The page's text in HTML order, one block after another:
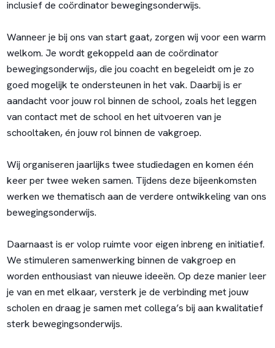
inclusief de coördinator bewegingsonderwijs.
Wanneer je bij ons van start gaat, zorgen wij voor een warm
welkom. Je wordt gekoppeld aan de coördinator
bewegingsonderwijs, die jou coacht en begeleidt om je zo
goed mogelijk te ondersteunen in het vak. Daarbij is er
aandacht voor jouw rol binnen de school, zoals het leggen
van contact met de school en het uitvoeren van je
schooltaken, én jouw rol binnen de vakgroep.
Wij organiseren jaarlijks twee studiedagen en komen één
keer per twee weken samen. Tijdens deze bijeenkomsten
werken we thematisch aan de verdere ontwikkeling van ons
bewegingsonderwijs.
Daarnaast is er volop ruimte voor eigen inbreng en initiatief.
We stimuleren samenwerking binnen de vakgroep en
worden enthousiast van nieuwe ideeën. Op deze manier leer
je van en met elkaar, versterk je de verbinding met jouw
scholen en draag je samen met collega’s bij aan kwalitatief
sterk bewegingsonderwijs.